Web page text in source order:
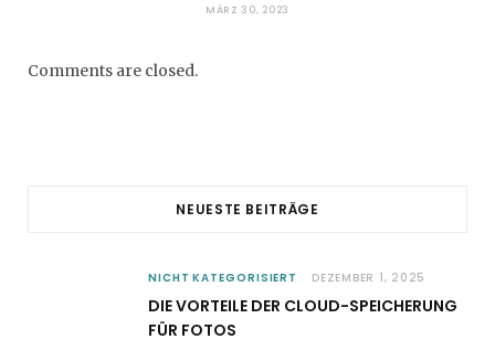
MÄRZ 30, 2023
Comments are closed.
NEUESTE BEITRÄGE
NICHT KATEGORISIERT DEZEMBER 1, 2025
DIE VORTEILE DER CLOUD-SPEICHERUNG
FÜR FOTOS